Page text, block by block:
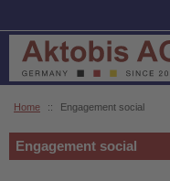
Home :: Engagement social
Engagement social